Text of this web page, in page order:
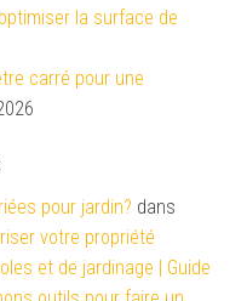
la surface de
carré pour une
pour jardin? dans
votre propriété
et de jardinage | Guide